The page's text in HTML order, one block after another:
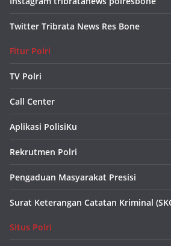
Twitter Tribrata News Res Bone
Fitur Polri
TV Polri
Call Center
Aplikasi PolisiKu
Rekrutmen Polri
Pengaduan Masyarakat Presisi
Surat Keterangan Catatan Kriminal
Situs Polri